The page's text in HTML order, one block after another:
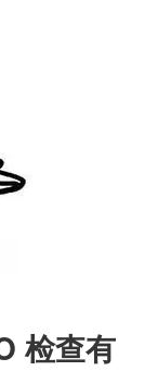
检查有